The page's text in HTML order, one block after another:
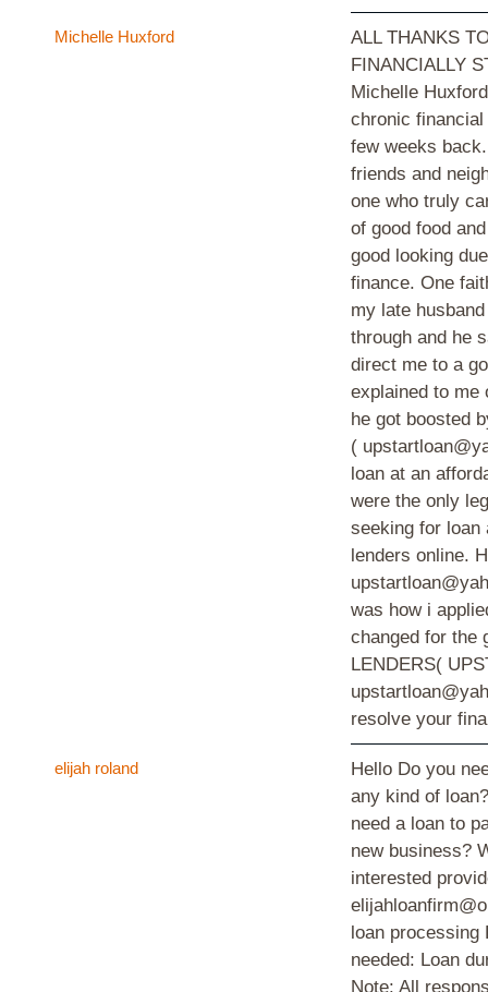
Michelle Huxford
ALL THANKS
FINANCIALLY
Michelle
chronic
few weeks
friends and
one who truly
of good food
good looking
finance. One
my late
through and he
direct me to a
explained to me
he got boosted
(
loan at an
were the only
seeking for loan
lenders online.
was how i
changed for the
LENDERS(
resolve your
elijah roland
Hello Do you
any kind of
need a loan to
new business?
interested
loan processing
needed: Loan
Note: All